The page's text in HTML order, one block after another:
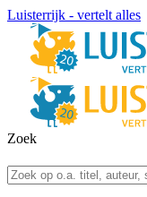
Luisterrijk - vertelt alles
Zoek